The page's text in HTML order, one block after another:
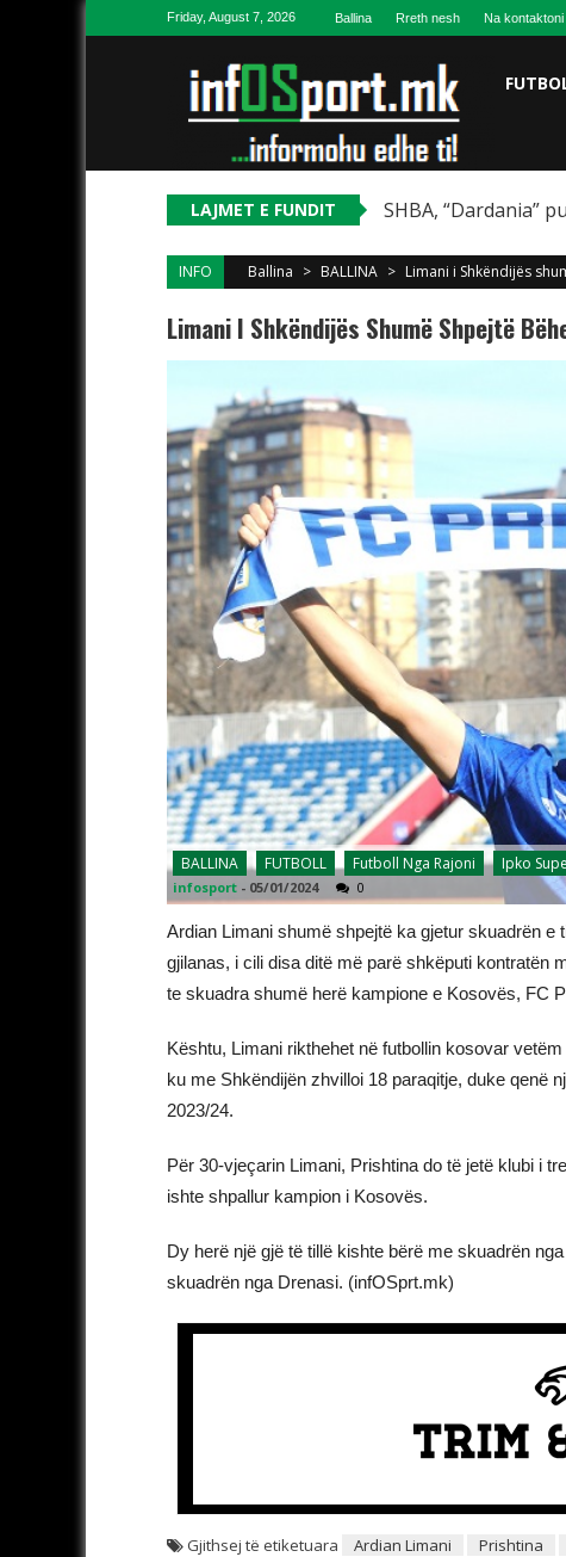
Skip to contentFriday, August 7, 2026 Ballina Rreth nesh Na kontaktoni
LAJMET E FUNDIT SHBA, “Dardania”
INFO Ballina > BALLINA > Limani i Shkëndijës
Limani I Shkëndijës Shumë Shpejtë
BALLINA FUTBOLL Futboll Nga Rajoni Ipko
infosport - 05/01/2024 0
Ardian Limani shumë shpejtë ka gjetur skuadrën
gjilanas, i cili disa ditë më parë shkëputi kontratën
te skuadra shumë herë kampione e Kosovës, FC
Kështu, Limani rikthehet në futbollin kosovar
ku me Shkëndijën zhvilloi 18 paraqitje, duke qenë
2023/24.
Për 30-vjeçarin Limani, Prishtina do të jetë klubi i
ishte shpallur kampion i Kosovës.
Dy herë një gjë të tillë kishte bërë me skuadrën
skuadrën nga Drenasi. (infOSprt.mk)
Gjithsej të etiketuara Ardian Limani Prishtina